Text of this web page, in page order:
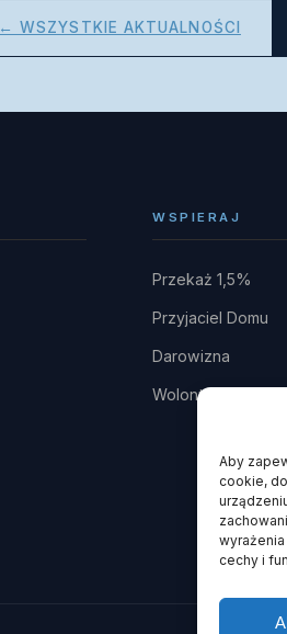
Aby
cookie,
cechy i
← WSZYSTKIE AKTUALNOŚCI
WSPIERAJ
Przekaż 1,5%
Przyjaciel Domu
Darowizna
Wolontariat